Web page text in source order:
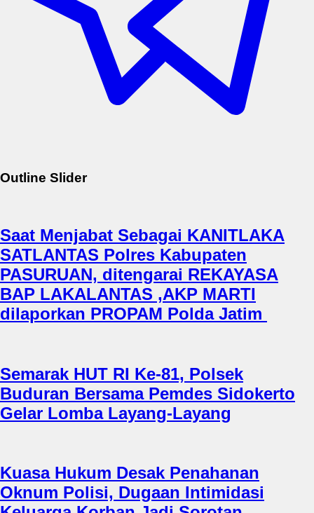
Outline Slider
Saat Menjabat Sebagai KANITLAKA
SATLANTAS Polres Kabupaten
PASURUAN, ditengarai REKAYASA
BAP LAKALANTAS ,AKP MARTI
dilaporkan PROPAM Polda Jatim
Semarak HUT RI Ke-81, Polsek
Buduran Bersama Pemdes Sidokerto
Gelar Lomba Layang-Layang
Kuasa Hukum Desak Penahanan
Oknum Polisi, Dugaan Intimidasi